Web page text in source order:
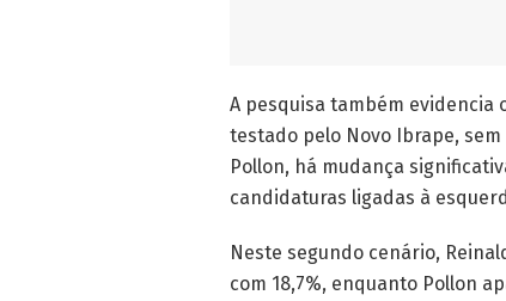
A pesquisa também evidencia
testado pelo Novo Ibrape,
Pollon, há mudança
candidaturas ligadas à
Neste segundo cenário,
com 18,7%, enquanto Pollon